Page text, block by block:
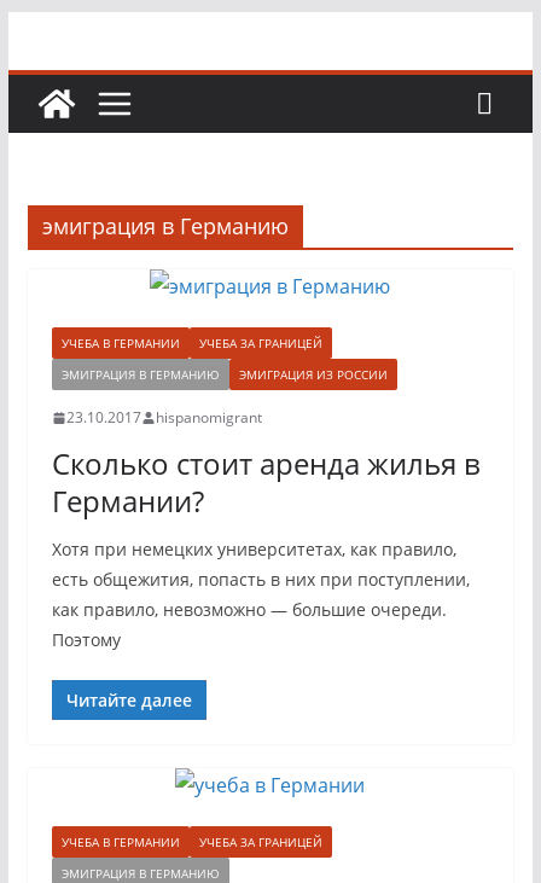
содержимому
эмиграция в Германию
УЧЕБА В ГЕРМАНИИ
УЧЕБА ЗА ГРАНИЦЕЙ
ЭМИГРАЦИЯ В ГЕРМАНИЮ
ЭМИГРАЦИЯ ИЗ РОССИИ
23.10.2017 hispanomigrant
Сколько стоит аренда жилья в
Германии?
Хотя при немецких университетах, как правило,
есть общежития, попасть в них при поступлении,
как правило, невозможно — большие очереди.
Поэтому
Читайте далее
УЧЕБА В ГЕРМАНИИ
УЧЕБА ЗА ГРАНИЦЕЙ
ЭМИГРАЦИЯ В ГЕРМАНИЮ